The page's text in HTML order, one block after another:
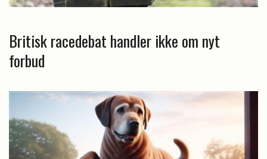
Britisk racedebat handler ikke om nyt
forbud